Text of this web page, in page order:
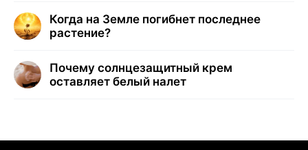
Когда на Земле погибнет последнее
растение?
Почему солнцезащитный крем
оставляет белый налет